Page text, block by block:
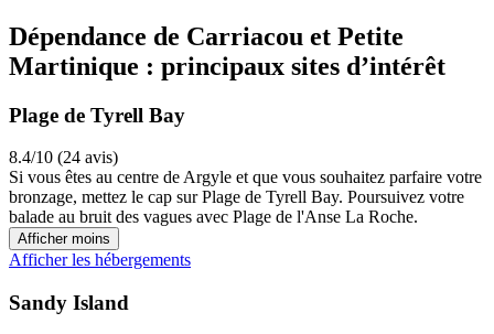
Dépendance de Carriacou et Petite
Martinique : principaux sites d’intérêt
Plage de Tyrell Bay
8.4/10 (24 avis)
Si vous êtes au centre de Argyle et que vous souhaitez parfaire votre
bronzage, mettez le cap sur Plage de Tyrell Bay. Poursuivez votre
balade au bruit des vagues avec Plage de l'Anse La Roche.
Afficher moins
Afficher les hébergements
Sandy Island